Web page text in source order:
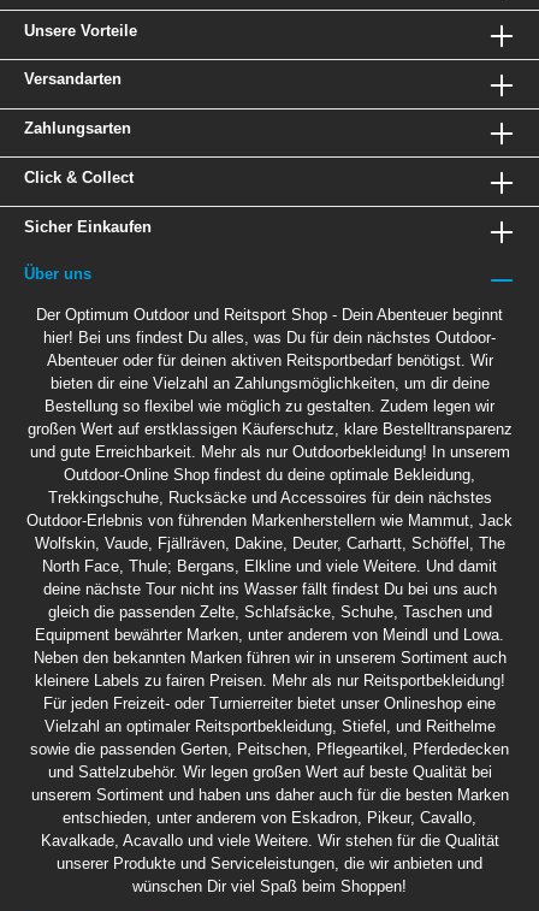
Unsere Vorteile
Versandarten
Zahlungsarten
Click & Collect
Sicher Einkaufen
Über uns
Der Optimum Outdoor und Reitsport Shop - Dein Abenteuer beginnt
hier! Bei uns findest Du alles, was Du für dein nächstes Outdoor-
Abenteuer oder für deinen aktiven Reitsportbedarf benötigst. Wir
bieten dir eine Vielzahl an Zahlungsmöglichkeiten, um dir deine
Bestellung so flexibel wie möglich zu gestalten. Zudem legen wir
großen Wert auf erstklassigen Käuferschutz, klare Bestelltransparenz
und gute Erreichbarkeit. Mehr als nur Outdoorbekleidung! In unserem
Outdoor-Online Shop findest du deine optimale Bekleidung,
Trekkingschuhe, Rucksäcke und Accessoires für dein nächstes
Outdoor-Erlebnis von führenden Markenherstellern wie Mammut, Jack
Wolfskin, Vaude, Fjällräven, Dakine, Deuter, Carhartt, Schöffel, The
North Face, Thule; Bergans, Elkline und viele Weitere. Und damit
deine nächste Tour nicht ins Wasser fällt findest Du bei uns auch
gleich die passenden Zelte, Schlafsäcke, Schuhe, Taschen und
Equipment bewährter Marken, unter anderem von Meindl und Lowa.
Neben den bekannten Marken führen wir in unserem Sortiment auch
kleinere Labels zu fairen Preisen. Mehr als nur Reitsportbekleidung!
Für jeden Freizeit- oder Turnierreiter bietet unser Onlineshop eine
Vielzahl an optimaler Reitsportbekleidung, Stiefel, und Reithelme
sowie die passenden Gerten, Peitschen, Pflegeartikel, Pferdedecken
und Sattelzubehör. Wir legen großen Wert auf beste Qualität bei
unserem Sortiment und haben uns daher auch für die besten Marken
entschieden, unter anderem von Eskadron, Pikeur, Cavallo,
Kavalkade, Acavallo und viele Weitere. Wir stehen für die Qualität
unserer Produkte und Serviceleistungen, die wir anbieten und
wünschen Dir viel Spaß beim Shoppen!